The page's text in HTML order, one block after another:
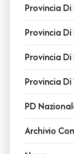
Provincia
Provincia
Provincia Di
Provincia
PD
Archivio